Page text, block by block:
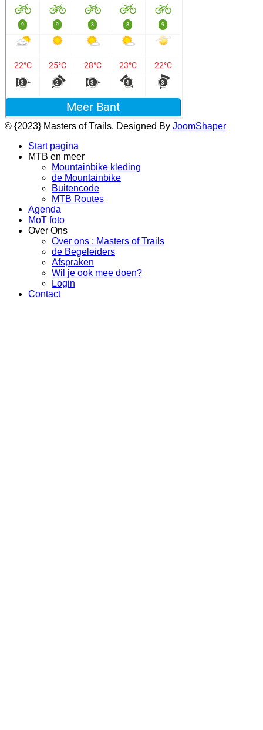
© {2023} Masters of Trails. Designed By JoomShaper
Start pagina
MTB en meer
Mountainbike kleding
de Mountainbike
Buitencode
MTB Routes
Agenda
MoT foto
Over Ons
Over ons : Masters of Trails
de Begeleiders
Afspraken
Wil je ook mee doen?
Login
Contact